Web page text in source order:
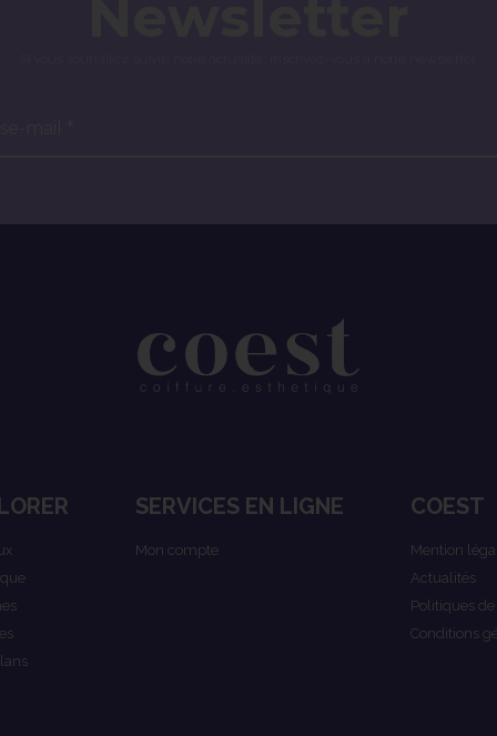
SERVICES EN LIGNE
Mon compte
COEST
Mention
Actualités
Politiques
Conditions